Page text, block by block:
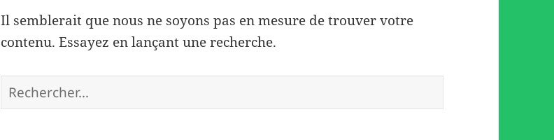
Il semblerait que nous ne soyons pas en mesure de trouver votre
contenu. Essayez en lançant une recherche.
Rechercher :